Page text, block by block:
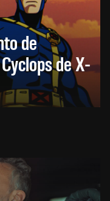
de
de X-